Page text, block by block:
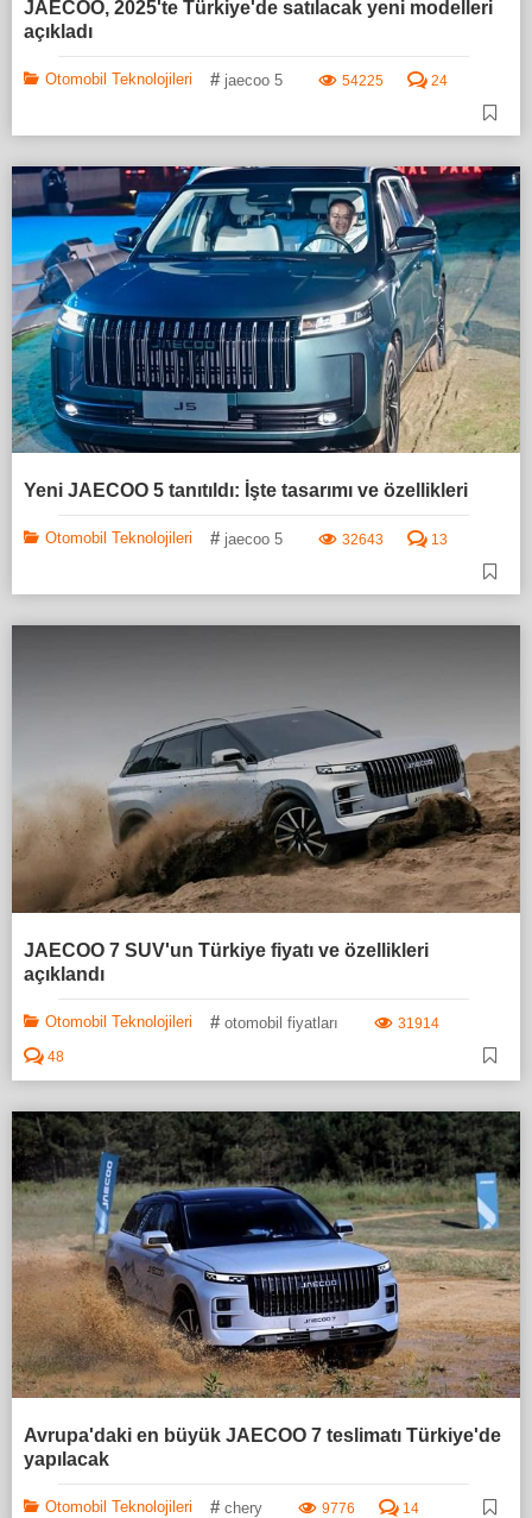
JAECOO, 2025'te Türkiye'de satılacak yeni modelleri
açıkladı
Otomobil Teknolojileri # jaecoo 5 54225 24
Yeni JAECOO 5 tanıtıldı: İşte tasarımı ve özellikleri
Otomobil Teknolojileri # jaecoo 5 32643 13
JAECOO 7 SUV'un Türkiye fiyatı ve özellikleri
açıklandı
Otomobil Teknolojileri # otomobil fiyatları
31914
48
Avrupa'daki en büyük JAECOO 7 teslimatı Türkiye'de
yapılacak
Otomobil Teknolojileri # chery 9776 14